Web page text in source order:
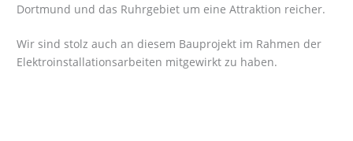
Dortmund und das Ruhrgebiet um eine Attraktion reicher.
Wir sind stolz auch an diesem Bauprojekt im Rahmen der
Elektroinstallationsarbeiten mitgewirkt zu haben.